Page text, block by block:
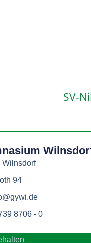
SV-
Wilnsdorf
94
8706 - 0